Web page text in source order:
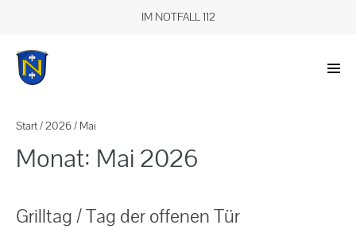
IM NOTFALL 112
Start/2026/ Mai
Monat: Mai 2026
Grilltag / Tag der offenen Tür